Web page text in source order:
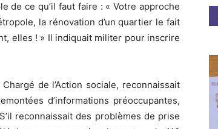
de ce qu’il faut faire : « Votre approche
la rénovation d’un quartier le fait
elles ! » Il indiquait militer pour inscrire
de l’Action sociale, reconnaissait
d’informations préoccupantes,
reconnaissait des problèmes de prise